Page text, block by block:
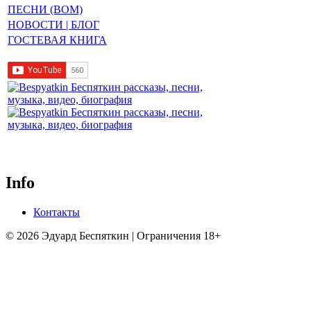
ПЕСНИ (BOM)
НОВОСТИ | БЛОГ
ГОСТЕВАЯ КНИГА
Info
Контакты
© 2026 Эдуард Беспяткин | Ограничения 18+